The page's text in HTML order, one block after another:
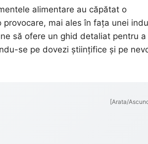
alimentare au căpătat o
mai ales în fața unei
să ofere un ghid detaliat pentru a
se pe dovezi științifice și pe
[Arata/